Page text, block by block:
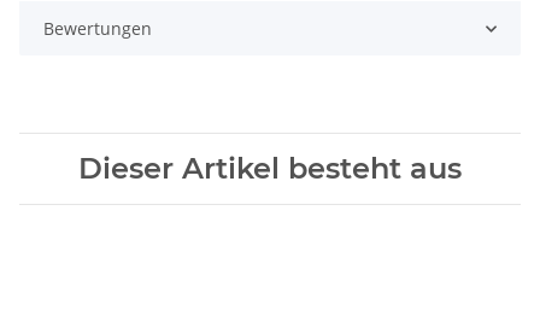
Bewertungen
Dieser Artikel besteht aus